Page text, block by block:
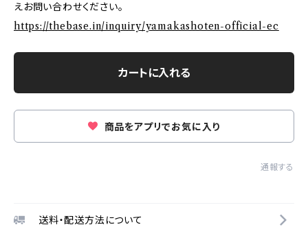
えお問い合わせください。
https://thebase.in/inquiry/yamakashoten-official-ec
カートに入れる
商品をアプリでお気に入り
通報する
送料・配送方法について